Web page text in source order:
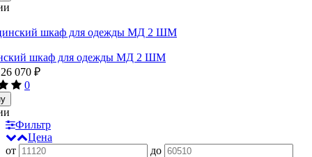
шкаф для одежды МД 2 ШМ
26 070 ₽
0
Фильтр
Цена
от
до